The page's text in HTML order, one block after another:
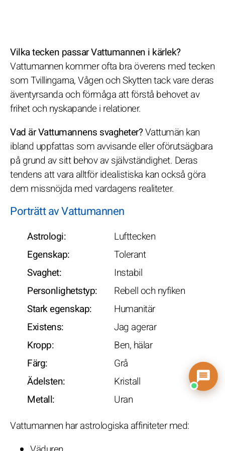
Vilka tecken passar Vattumannen i kärlek?
Vattumannen kommer ofta bra överens med tecken
som Tvillingarna, Vågen och Skytten tack vare deras
äventyrsanda och förmåga att förstå behovet av
frihet och nyskapande i relationer.
Vad är Vattumannens svagheter?Vattumän kan
ibland uppfattas som avvisande eller oförutsägbara
på grund av sitt behov av självständighet. Deras
tendens att vara alltför idealistiska kan också göra
dem missnöjda med vardagens realiteter.
Porträtt av Vattumannen
Astrologi:
Lufttecken
Egenskap:
Tolerant
Svaghet:
Instabil
Personlighetstyp:
Rebell och nyfiken
Stark egenskap:
Humanitär
Existens:
Jag agerar
Kropp:
Ben, hälar
Färg:
Grå
Ädelsten:
Kristall
Metall:
Uran
Vattumannen har astrologiska affiniteter med: